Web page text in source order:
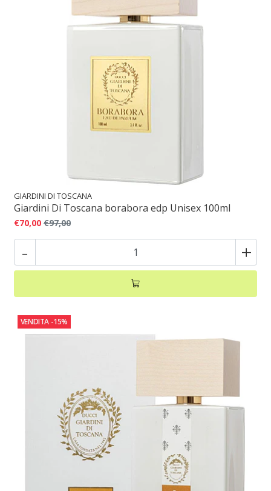
GIARDINI DI TOSCANA
Giardini Di Toscana borabora edp Unisex 100ml
€70,00 €97,00
- +
VENDITA -15%